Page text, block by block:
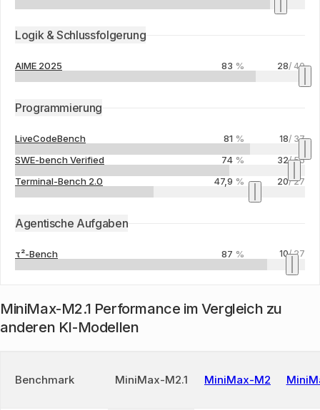
Logik & Schlussfolgerung
AIME 2025 83 % 28/ 40
Programmierung
LiveCodeBench 81 % 18/ 37
SWE-bench Verified 74 % 32/55
Terminal-Bench 2.0 47,9 % 20/27
Agentische Aufgaben
τ²-Bench 87 % 10/27
MiniMax-M2.1 Performance im Vergleich zu
anderen KI-Modellen
Benchmark MiniMax-M2.1 MiniMax-M2